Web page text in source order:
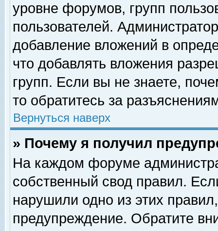
уровне форумов, групп
пользователей.
добавление вложений в
что добавлять вложения
групп. Если вы не знаете,
то обратитесь за
Вернуться наверх
» Почему я получил
На каждом форуме
собственный свод правил.
нарушили одно из этих
предупреждение. Обратите